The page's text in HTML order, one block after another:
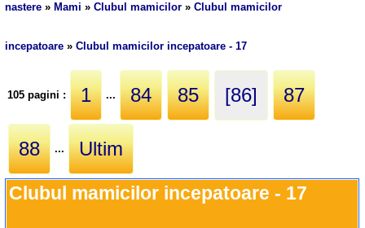
nastere » Mami »Clubul mamicilor »Clubul mamicilor
incepatoare »Clubul mamicilor incepatoare - 17
105 pagini : 1 ... 84 85 [86] 87
88 ... Ultim
Clubul mamicilor incepatoare - 17